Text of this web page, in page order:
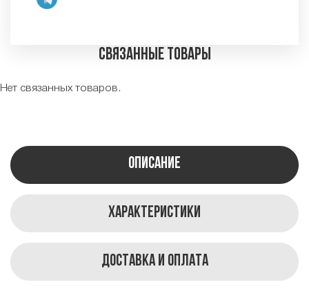
Связанные товары
Нет связанных товаров.
Описание
Характеристики
Доставка и оплата